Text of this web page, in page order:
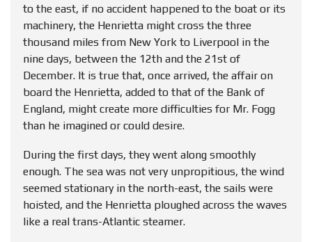
to the east, if no accident happened to the boat or its
machinery, the Henrietta might cross the three
thousand miles from New York to Liverpool in the
nine days, between the 12th and the 21st of
December. It is true that, once arrived, the affair on
board the Henrietta, added to that of the Bank of
England, might create more difficulties for Mr. Fogg
than he imagined or could desire.
During the first days, they went along smoothly
enough. The sea was not very unpropitious, the wind
seemed stationary in the north-east, the sails were
hoisted, and the Henrietta ploughed across the waves
like a real trans-Atlantic steamer.